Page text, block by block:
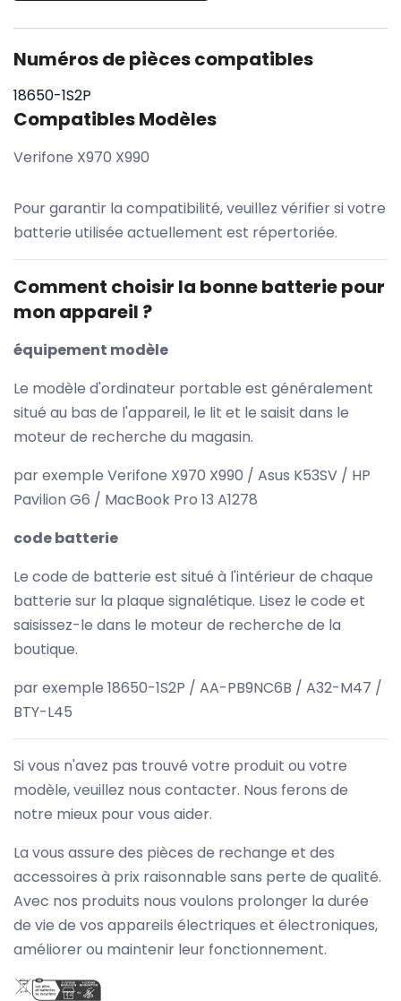
Numéros de pièces compatibles
18650-1S2P
Compatibles Modèles
Verifone X970 X990
Pour garantir la compatibilité, veuillez vérifier si votre
batterie utilisée actuellement est répertoriée.
Comment choisir la bonne batterie pour
mon appareil ?
équipement modèle
Le modèle d'ordinateur portable est généralement
situé au bas de l'appareil, le lit et le saisit dans le
moteur de recherche du magasin.
par exemple Verifone X970 X990 / Asus K53SV / HP
Pavilion G6 / MacBook Pro 13 A1278
code batterie
Le code de batterie est situé à l'intérieur de chaque
batterie sur la plaque signalétique. Lisez le code et
saisissez-le dans le moteur de recherche de la
boutique.
par exemple 18650-1S2P / AA-PB9NC6B / A32-M47 /
BTY-L45
Si vous n'avez pas trouvé votre produit ou votre
modèle, veuillez nous contacter. Nous ferons de
notre mieux pour vous aider.
La vous assure des pièces de rechange et des
accessoires à prix raisonnable sans perte de qualité.
Avec nos produits nous voulons prolonger la durée
de vie de vos appareils électriques et électroniques,
améliorer ou maintenir leur fonctionnement.